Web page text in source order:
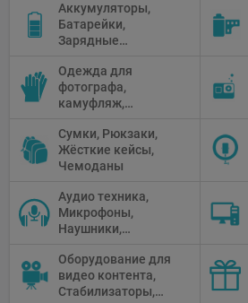
Аккумуляторы,
Батарейки,
Зарядные
питания, Солнечные
панели
Одежда для
фотографа,
камуфляж,
Сумки, Рюкзаки,
Жёсткие кейсы,
Чемоданы
Аудио техника,
Микрофоны,
Наушники,
микшеры, Кабели и
адаптеры
Оборудование для
видео контента,
Стабилизаторы,